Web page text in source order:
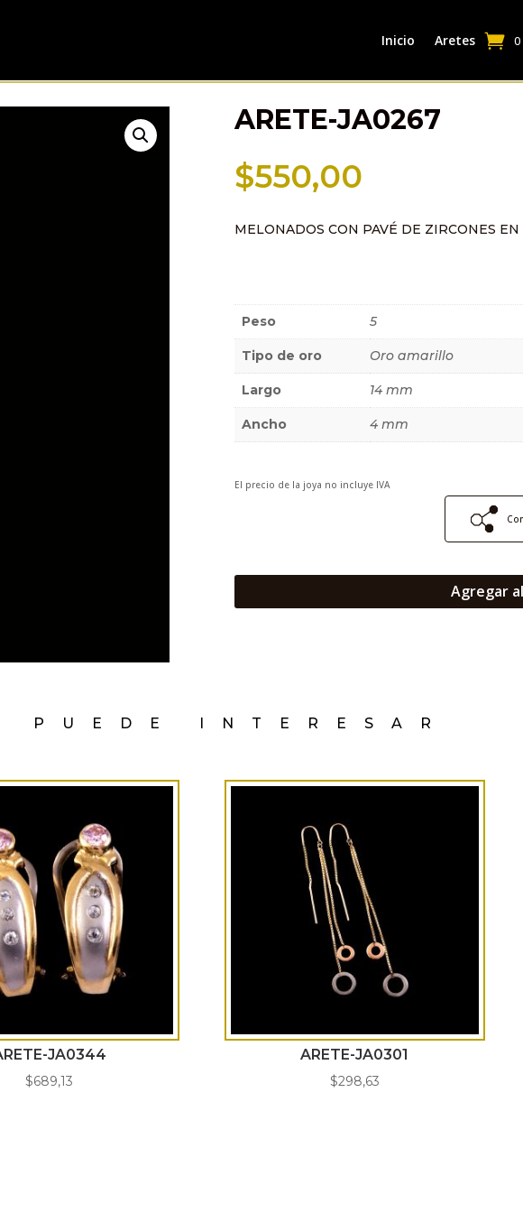
Inicio Aretes 0
ARETE-JA0267
$550,00
MELONADOS CON PAVÉ DE ZIRCONES
Peso 5
Tipo de oro Oro amarillo
Largo 14 mm
Ancho 4 mm
El precio de la joya no incluye IVA
Agregar
PUEDE INTERESAR
JA0344
$689,13
ARETE-JA0301
$298,63